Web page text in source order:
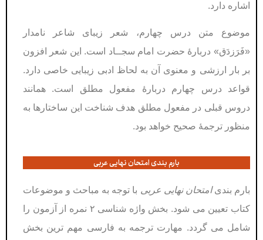
اشاره دارد.
موضوع متن درس چهارم، شعر زيبای شاعر نامدار
«فَرَزدَق» دربارۀ حضرت امام سجــاد است. اين شعر افزون
بر بار ارزشی و معنوی آن به لحاظ ادبی زيبايی خاصی دارد.
قواعد درس چهارم دربارۀ مفعول مطلق است. همانند
دروس قبلی در مفعول مطلق هدف شناخت اين ساختارها به
منظور ترجمۀ صحيح خواهد بود.
بارم بندی امتحان نهایی عربی
بارم بندیامتحان نهایی عربی با توجه به مباحث و موضوعات
کتاب تعیین می شود. بخش واژه شناسی ۲ نمره از آزمون را
شامل می گردد. مهارت ترجمه به فارسی مهم ترین بخش